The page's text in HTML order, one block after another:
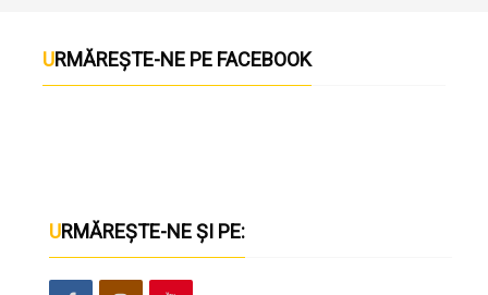
URMĂREȘTE-NE PE FACEBOOK
URMĂREȘTE-NE ȘI PE: